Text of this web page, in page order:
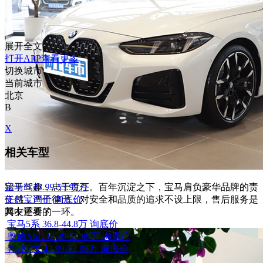
始于驾趣，忠于责任。百年沉淀之下，宝马肩负豪华品牌的责
任感，严于律已，对安全和品质的追求不设上限，售后服务是
其中重要的一环。
展开全文
打开APP查看更多
切换城市
当前城市
北京
B
X
相关车型
宝马i5 43.99-53.99万
支付宝询价 询底价
网友还看了
宝马5系 36.8-44.8万 询底价
奥迪A6L 32.29-55.89万 询底价
奔驰E级 42.99-52.98万 询底价